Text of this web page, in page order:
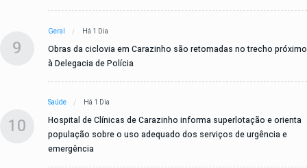
9
Geral Há 1 Dia
Obras da ciclovia em Carazinho são retomadas no trecho próximo
à Delegacia de Polícia
10
Saúde Há 1 Dia
Hospital de Clínicas de Carazinho informa superlotação e orienta
população sobre o uso adequado dos serviços de urgência e
emergência